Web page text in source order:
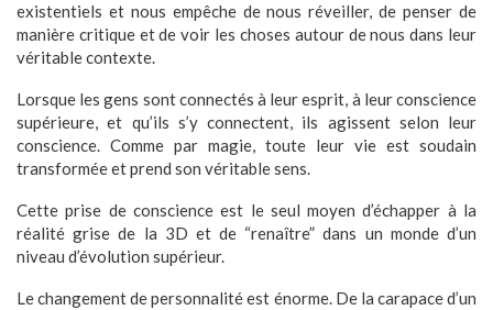
existentiels et nous empêche de nous réveiller, de penser de
manière critique et de voir les choses autour de nous dans leur
véritable contexte.
Lorsque les gens sont connectés à leur esprit, à leur conscience
supérieure, et qu’ils s’y connectent, ils agissent selon leur
conscience. Comme par magie, toute leur vie est soudain
transformée et prend son véritable sens.
Cette prise de conscience est le seul moyen d’échapper à la
réalité grise de la 3D et de “renaître” dans un monde d’un
niveau d’évolution supérieur.
Le changement de personnalité est énorme. De la carapace d’un